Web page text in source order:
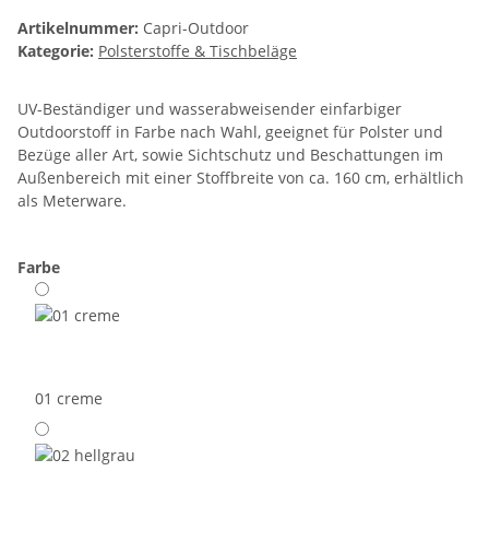
Artikelnummer: Capri-Outdoor
Kategorie: Polsterstoffe & Tischbeläge
UV-Beständiger und wasserabweisender einfarbiger
Outdoorstoff in Farbe nach Wahl, geeignet für Polster und
Bezüge aller Art, sowie Sichtschutz und Beschattungen im
Außenbereich mit einer Stoffbreite von ca. 160 cm, erhältlich
als Meterware.
Farbe
01 creme